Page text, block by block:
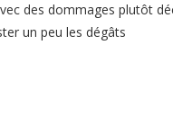
des dommages plutôt
un peu les dégâts